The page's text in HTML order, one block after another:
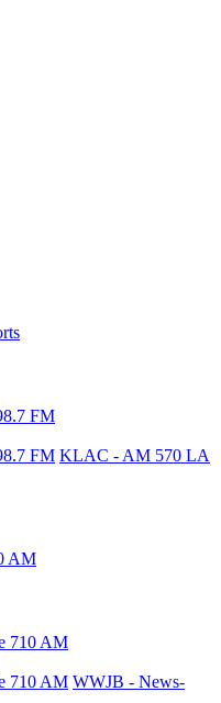
FM
FM KLAC - AM 570 LA
AM
710 AM
710 AM WWJB - News-